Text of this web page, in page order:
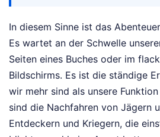
In diesem Sinne ist das
Es wartet an der Schwelle
Seiten eines Buches oder im
Bildschirms. Es ist die ständige
wir mehr sind als unsere
sind die Nachfahren von Jägern
Entdeckern und Kriegern, die